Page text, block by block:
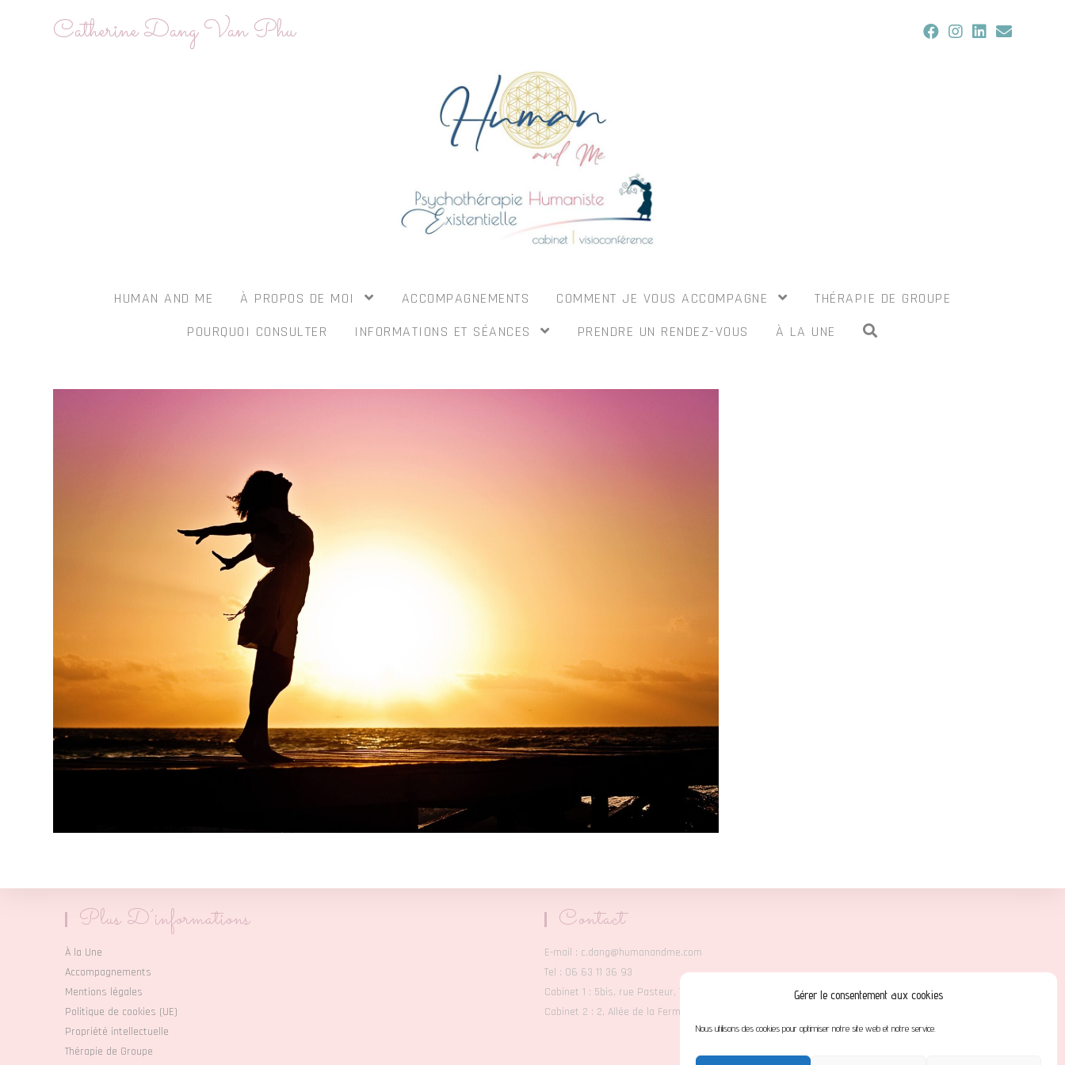
Gérer le consentement aux cookies
Nous utilisons des cookies pour optimiser notre site web et notre service.
Catherine Dang Van Phu
HUMAN AND ME À PROPOS DE MOI ACCOMPAGNEMENTS COMMENT JE VOUS ACCOMPAGNE
THÉRAPIE DE GROUPE
POURQUOI CONSULTER
INFORMATIONS ET SÉANCES PRENDRE UN RENDEZ-VOUS À LA UNE
Plus D’informations
À la Une
Accompagnements
Mentions légales
Politique de cookies (UE)
Propriété intellectuelle
Thérapie de Groupe
Contact
E-mail : c.dang@humanandme.com
Tel : 06 63 11 36 93
Cabinet 1 : 5bis, rue Pasteur, 77680 Roissy-en-Brie
Cabinet 2 : 2, Allée de la Ferme de la Reine, 77100 Nanteuil-lès-Meaux